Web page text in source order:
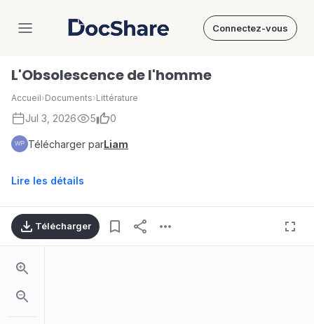
DocShare Connectez-vous
L'Obsolescence de l'homme
Accueil›Documents›Littérature
Jul 3, 2026 5 0
Télécharger parLiam
Lire les détails
Télécharger